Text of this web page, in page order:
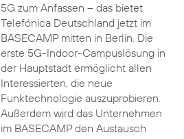
5G zum Anfassen – das bietet
Telefónica Deutschland jetzt im
BASECAMP mitten in Berlin. Die
erste 5G-Indoor-Campuslösung in
der Hauptstadt ermöglicht allen
Interessierten, die neue
Funktechnologie auszuprobieren.
Außerdem wird das Unternehmen
im BASECAMP den Austausch